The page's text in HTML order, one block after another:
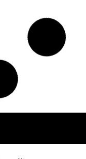
in Zeist voor Jouw
uw geliefden
en haalbaar
een chiropractor in